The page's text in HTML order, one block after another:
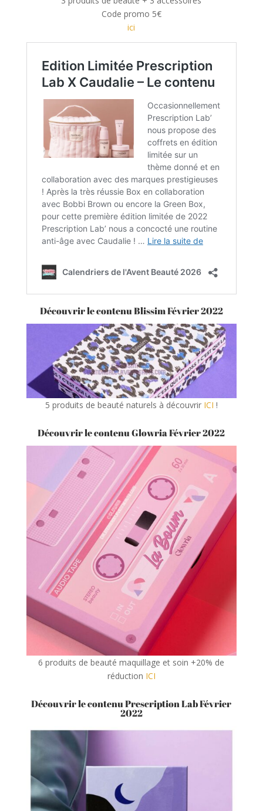
Code promo 5€
ici
Découvrir le contenu Blissim Février 2022
5 produits de beauté naturels à découvrir ICI !
Découvrir le contenu Glowria Février 2022
6 produits de beauté maquillage et soin +20% de
réduction ICI
Découvrir le contenu Prescription Lab Février
2022